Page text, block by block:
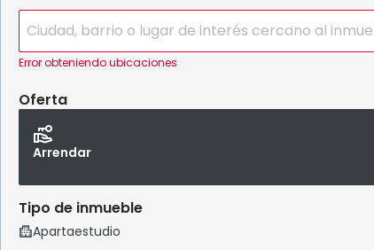
Error obteniendo ubicaciones
Oferta
Arrendar
Tipo de inmueble